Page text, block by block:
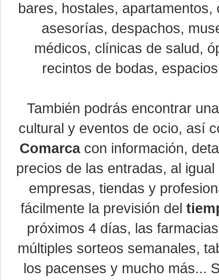
bares, hostales,
asesorías, despachos,
médicos, clínicas de salud,
recintos de bodas,
También podrás encontrar
cultural y eventos de ocio, así
Comarcacon información,
precios de las entradas, al
empresas, tiendas y
fácilmente la previsión del
próximos 4 días, las
múltiples sorteos semanales,
los pacenses y mucho más...